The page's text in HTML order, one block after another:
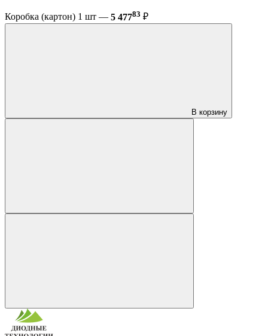
Коробка (картон) 1 шт — 5 47783 ₽
В корзину